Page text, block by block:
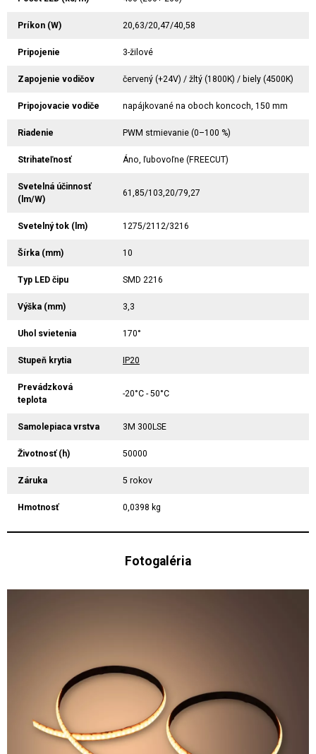
Príkon (W) 20,63/20,47/40,58
Pripojenie 3-žilové
Zapojenie vodičov červený (+24V) / žltý (1800K) / biely (4500K)
Pripojovacie vodiče napájkované na oboch koncoch, 150 mm
Riadenie PWM stmievanie (0–100 %)
Strihateľnosť Áno, ľubovoľne (FREECUT)
Svetelná účinnosť
(lm/W)
61,85/103,20/79,27
Svetelný tok (lm) 1275/2112/3216
Šírka (mm) 10
Typ LED čipu SMD 2216
Výška (mm) 3,3
Uhol svietenia 170°
Stupeň krytia IP20
Prevádzková
teplota
-20°C - 50°C
Samolepiaca vrstva 3M 300LSE
Životnosť (h) 50000
Záruka 5 rokov
Hmotnosť 0,0398 kg
Fotogaléria